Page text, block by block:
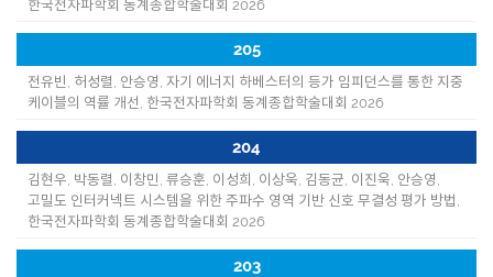
한국전자파학회 동계종합학술대회 2026
205
전유빈, 허성렬, 안승영, 자기 에너지 하베스터의 등가 임피던스를 통한 지중
케이블의 역률 개선, 한국전자파학회 동계종합학술대회 2026
204
김현우, 박동렬, 이창민, 류승훈, 이성희, 이상욱, 김동균, 이진욱, 안승영,
고밀도 인터커넥트 시스템을 위한 주파수 영역 기반 신호 무결성 평가 방법,
한국전자파학회 동계종합학술대회 2026
203